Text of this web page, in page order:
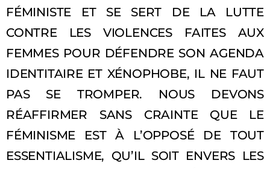
FÉMINISTE ET SE SERT DE LA LUTTE
CONTRE LES VIOLENCES FAITES AUX
FEMMES POUR DÉFENDRE SON AGENDA
IDENTITAIRE ET XÉNOPHOBE, IL NE FAUT
PAS SE TROMPER. NOUS DEVONS
RÉAFFIRMER SANS CRAINTE QUE LE
FÉMINISME EST À L’OPPOSÉ DE TOUT
ESSENTIALISME, QU’IL SOIT ENVERS LES